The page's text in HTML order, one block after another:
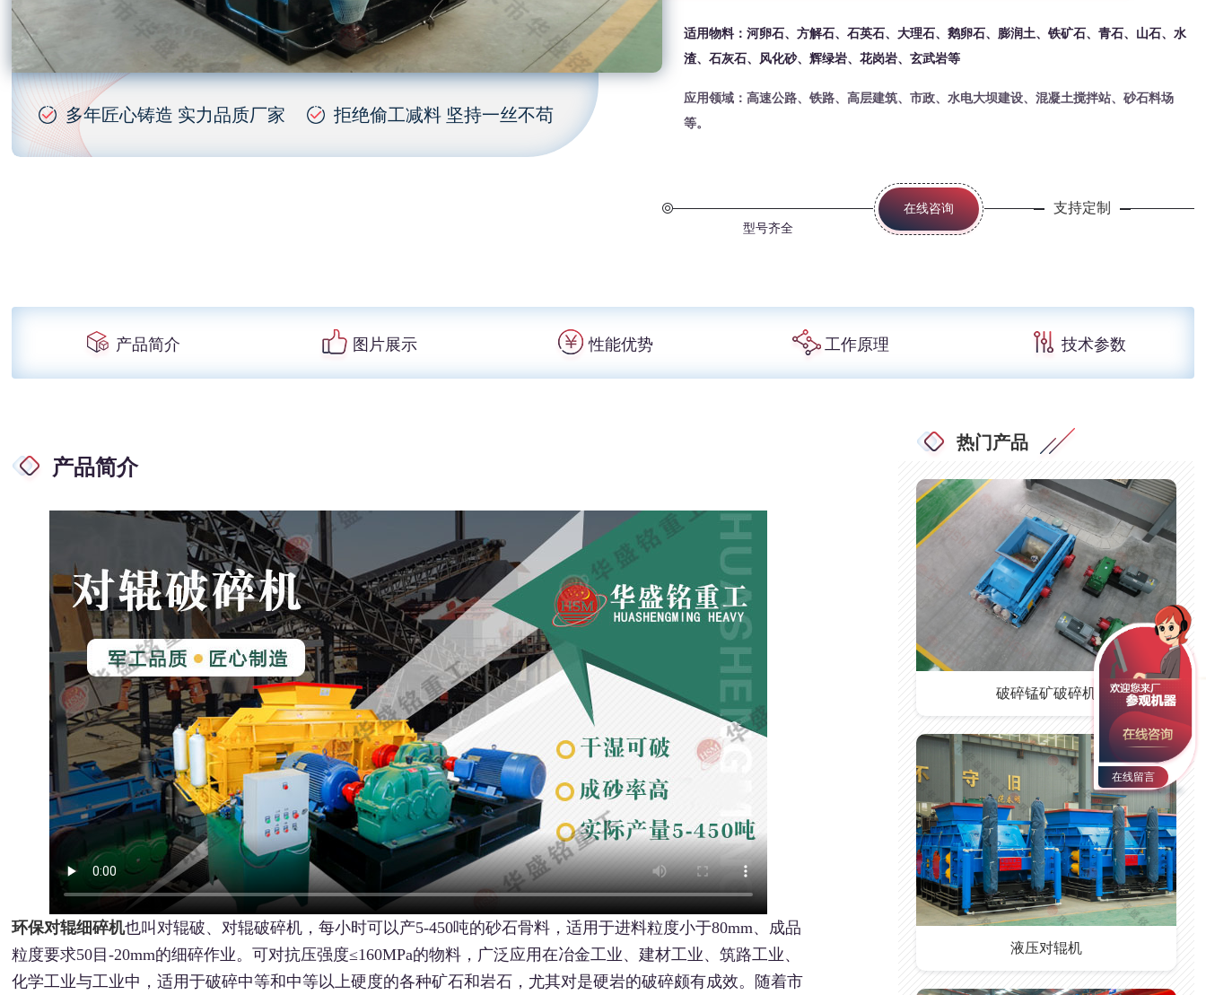
多年匠心铸造 实力品质厂家 拒绝偷工减料 坚持一丝不苟
适用物料：河卵石、方解石、石英石、大理石、鹅卵石、膨润土、铁矿石、青石、山石、水
渣、石灰石、风化砂、辉绿岩、花岗岩、玄武岩等
应用领域：高速公路、铁路、高层建筑、市政、水电大坝建设、混凝土搅拌站、砂石料场
等。
型号齐全
在线咨询 支持定制
产品简介 图片展示 性能优势 工作原理 技术参数
产品简介
环保对辊细碎机也叫对辊破、对辊破碎机，每小时可以产5-450吨的砂石骨料，适用于进料粒度小于80mm、成品
粒度要求50目-20mm的细碎作业。可对抗压强度≤160MPa的物料，广泛应用在冶金工业、建材工业、筑路工业、
化学工业与工业中，适用于破碎中等和中等以上硬度的各种矿石和岩石，尤其对是硬岩的破碎颇有成效。随着市
热门产品
破碎锰矿破碎机
液压对辊机
在线留言